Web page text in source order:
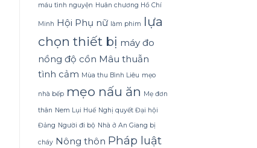
Konus
Homespa
máu tình nguyện Huân chương Hồ Chí
Minh Hội Phụ nữ làm phim lựa
chọn thiết bị máy đo
nồng độ cồn Mâu thuẫn
tình cảm Mùa thu Bình Liêu mẹo
nhà bếp mẹo nấu ăn Mẹ đơn
thân Nem Lụi Huế Nghị quyết Đại hội
Đảng Người đi bộ Nhà ở An Giang bị
cháy Nông thôn Pháp luật